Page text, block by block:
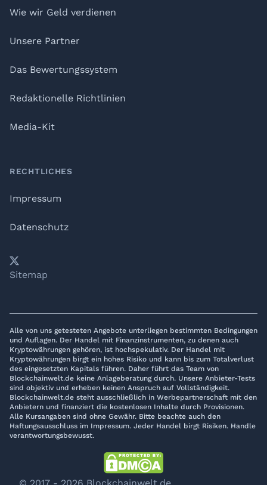
Wie wir Geld verdienen
Unsere Partner
Das Bewertungssystem
Redaktionelle Richtlinien
Media-Kit
RECHTLICHES
Impressum
Datenschutz
YouTube
𝕏LinkedIn
Telegram
Sitemap
Alle von uns getesteten Angebote unterliegen bestimmten Bedingungen
und Auflagen. Der Handel mit Finanzinstrumenten, zu denen auch
Kryptowährungen gehören, ist hochspekulativ. Der Handel mit
Kryptowährungen birgt ein hohes Risiko und kann bis zum Totalverlust
des eingesetzten Kapitals führen. Daher führt das Team von
Blockchainwelt.de keine Anlageberatung durch. Unsere Anbieter-Tests
sind objektiv und erheben keinen Anspruch auf Vollständigkeit.
Blockchainwelt.de steht ausschließlich in Werbepartnerschaft mit den
Anbietern und finanziert die kostenlosen Inhalte durch Provisionen.
Alle Kursangaben sind ohne Gewähr. Bitte beachte auch den
Haftungsausschluss im Impressum. Jeder Handel birgt Risiken. Handle
verantwortungsbewusst.